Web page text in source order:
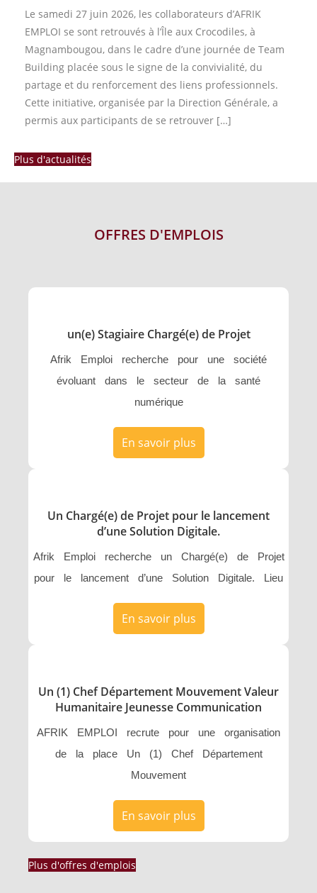
Le samedi 27 juin 2026, les collaborateurs d’AFRIK
EMPLOI se sont retrouvés à l’Île aux Crocodiles, à
Magnambougou, dans le cadre d’une journée de Team
Building placée sous le signe de la convivialité, du
partage et du renforcement des liens professionnels.
Cette initiative, organisée par la Direction Générale, a
permis aux participants de se retrouver […]
Plus d'actualités
OFFRES D'EMPLOIS
un(e) Stagiaire Chargé(e) de Projet
Afrik Emploi recherche pour une société
évoluant dans le secteur de la santé
numérique
En savoir plus
Un Chargé(e) de Projet pour le lancement
d’une Solution Digitale.
Afrik Emploi recherche un Chargé(e) de Projet
pour le lancement d’une Solution Digitale. Lieu
En savoir plus
Un (1) Chef Département Mouvement Valeur
Humanitaire Jeunesse Communication
AFRIK EMPLOI recrute pour une organisation
de la place Un (1) Chef Département
Mouvement
En savoir plus
Plus d'offres d'emplois